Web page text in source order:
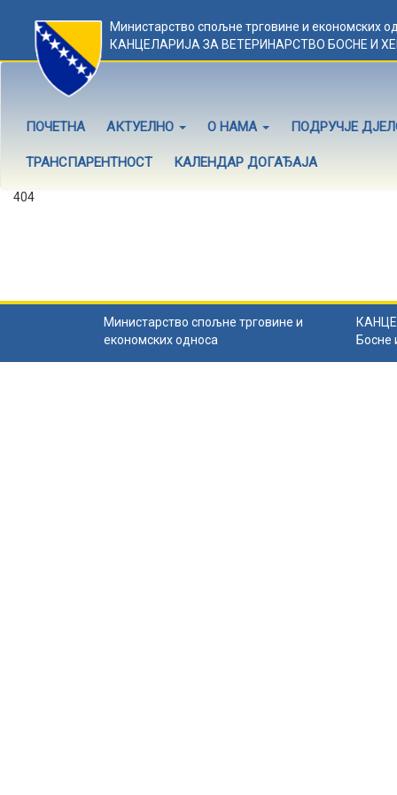
Министарство спољне трговине и економских
КАНЦЕЛАРИЈА ЗА ВЕТЕРИНАРСТВО БОСНЕ И
ПОЧЕТНА АКТУЕЛНО О НАМА ПОДРУЧЈЕ
ТРАНСПАРЕНТНОСТ КАЛЕНДАР ДОГАЂАЈА
404
Министарство спољне трговине и
економских односа
Босне